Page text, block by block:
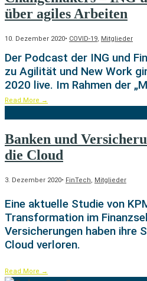
über agiles Arbeiten
10. Dezember 2020• COVID-19, Mitglieder
Der Podcast der ING und
zu Agilität und New Work
2020 live. Im Rahmen der
Read More →
Banken und
die Cloud
3. Dezember 2020• FinTech, Mitglieder
Eine aktuelle Studie von
Transformation im
Versicherungen haben ihre
Cloud verloren.
Read More →